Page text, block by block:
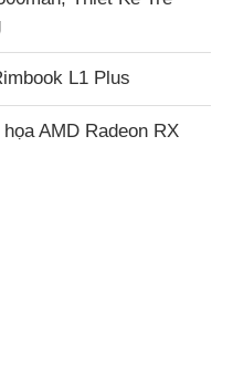
L1 Plus
AMD Radeon RX